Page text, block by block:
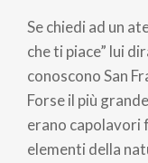
di
pane
Se chiedi ad un
che ti piace” lui
conoscono San
Forse il più
erano capolavori
elementi della